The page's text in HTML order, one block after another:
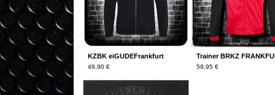
KZBK eiGUDEFrankfurt
49,90 €
Trainer BRKZ
59,95 €